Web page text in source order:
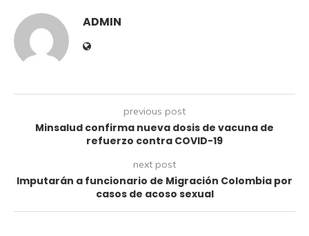
ADMIN
previous post
Minsalud confirma nueva dosis de vacuna de
refuerzo contra COVID-19
next post
Imputarán a funcionario de Migración Colombia por
casos de acoso sexual